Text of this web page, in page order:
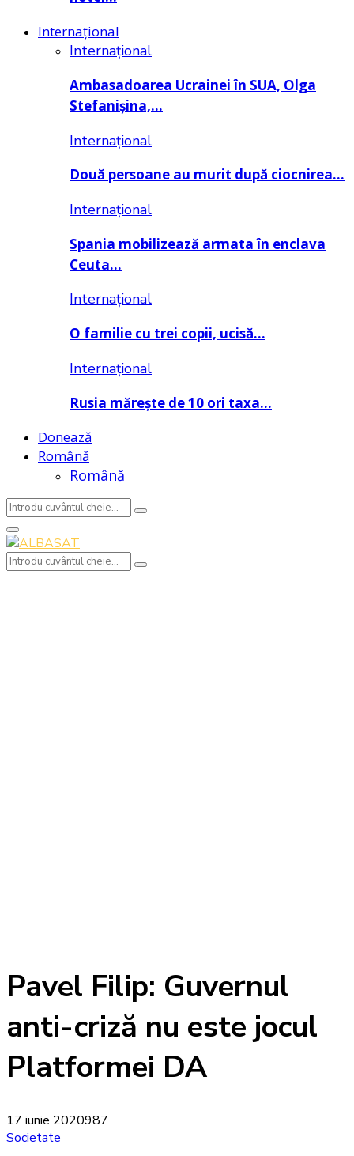
Internațional
Internațional
Ambasadoarea Ucrainei în SUA, Olga
Stefanișina,…
Internațional
Două persoane au murit după ciocnirea…
Internațional
Spania mobilizează armata în enclava
Ceuta…
Internațional
O familie cu trei copii, ucisă…
Internațional
Rusia mărește de 10 ori taxa…
Donează
Română
Română
Search
for:
Search
Primary
Menu
Search
Search
Pavel Filip: Guvernul
anti-criză nu este jocul
Platformei DA
17 iunie 2020987
Societate